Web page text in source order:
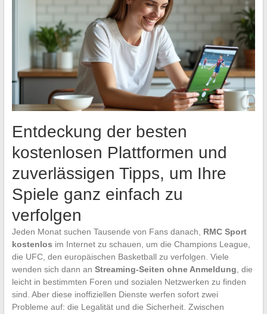
Entdeckung der besten
kostenlosen Plattformen und
zuverlässigen Tipps, um Ihre
Spiele ganz einfach zu
verfolgen
Jeden Monat suchen Tausende von Fans danach, RMC Sport
kostenlos im Internet zu schauen, um die Champions League,
die UFC, den europäischen Basketball zu verfolgen. Viele
wenden sich dann an Streaming-Seiten ohne Anmeldung , die
leicht in bestimmten Foren und sozialen Netzwerken zu finden
sind. Aber diese inoffiziellen Dienste werfen sofort zwei
Probleme auf: die Legalität und die Sicherheit. Zwischen